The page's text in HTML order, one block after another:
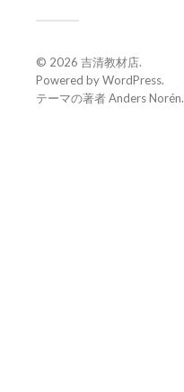
© 2026 吉清教材店.
Powered byWordPress.
テーマの著者Anders Norén.